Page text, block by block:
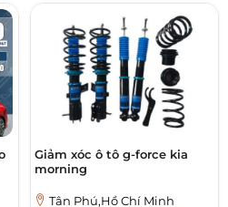
Giảm xóc ô tô g-force kia
morning
Tân Phú,Hồ Chí Minh